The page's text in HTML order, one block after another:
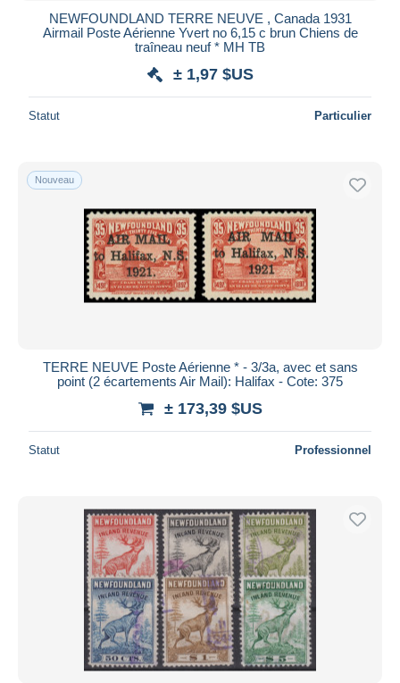
depuis
jours
Prix
Livraison gratuite
Méthodes de paiement
PayPal
Virement bancaire
Visa
iDeal
Maestro
Résidence du vendeur
Appliquer
NEWFOUNDLAND TERRE NEUVE , Canada 1931
Airmail Poste Aérienne Yvert no 6,15 c brun Chiens de
traîneau neuf * MH TB
± 1,97 $US
Statut Particulier
Nouveau
TERRE NEUVE Poste Aérienne * - 3/3a, avec et sans
point (2 écartements Air Mail): Halifax - Cote: 375
± 173,39 $US
Statut Professionnel